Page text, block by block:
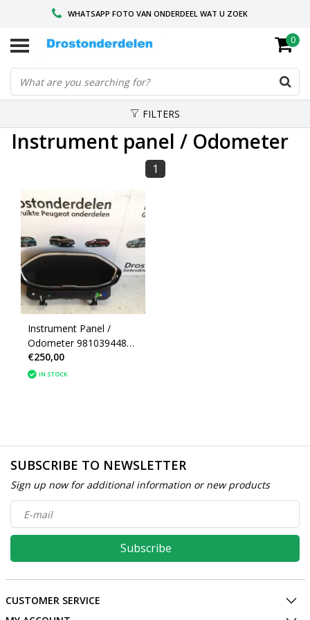
WHATSAPP FOTO VAN ONDERDEEL WAT U ZOEK
VOOR 16.00 BESTELD, VANDAAG VERZONDEN
GESPECIALISEERD PEUGEOT
0
FILTERS
Instrument panel / Odometer
1
Instrument Panel /
Odometer 9810394480
Peugeot 5008 II P87E
€250,00
IN STOCK
SUBSCRIBE TO NEWSLETTER
Sign up now for additional information or new products
Subscribe
CUSTOMER SERVICE